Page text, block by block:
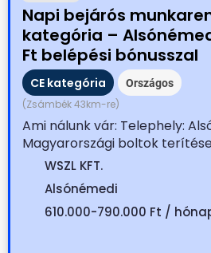
Napi bejárós
kategória –
Ft belépési bónusszal
CE kategória Országos
(Zsámbék 43km-re)
Ami nálunk vár: Telephely:
Magyarországi boltok
WSZL KFT.
Alsónémedi
610.000-790.000 Ft /